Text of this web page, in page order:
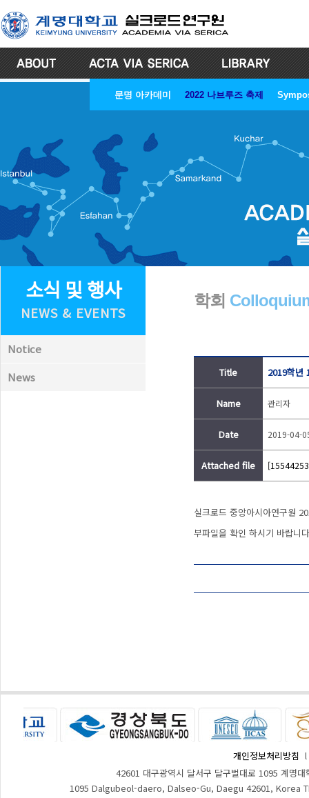
문명 아카데미 2022 나브루즈 축제
소식 및 행사
NEWS & EVENTS
Notice
News
학회
Title 2019학년
Name 관리자
Date 2019-04-
Attached file
실크로드 중앙아시아연구원
부파일을 확인 하시기 바랍니다
개인정보처리방침
42601 대구광역시 달서구 달구벌대로 1095 계명대
1095 Dalgubeol-daero, Dalseo-Gu, Daegu 42601,